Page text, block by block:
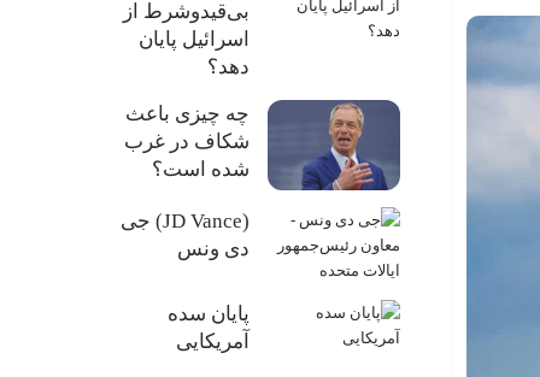
بی‌قیدوشرط از
اسرائیل پایان
دهد؟
چه چیزی باعث
شکاف در غرب
شده است؟
(JD Vance) جی
دی ونس
پایان سده
آمریکایی